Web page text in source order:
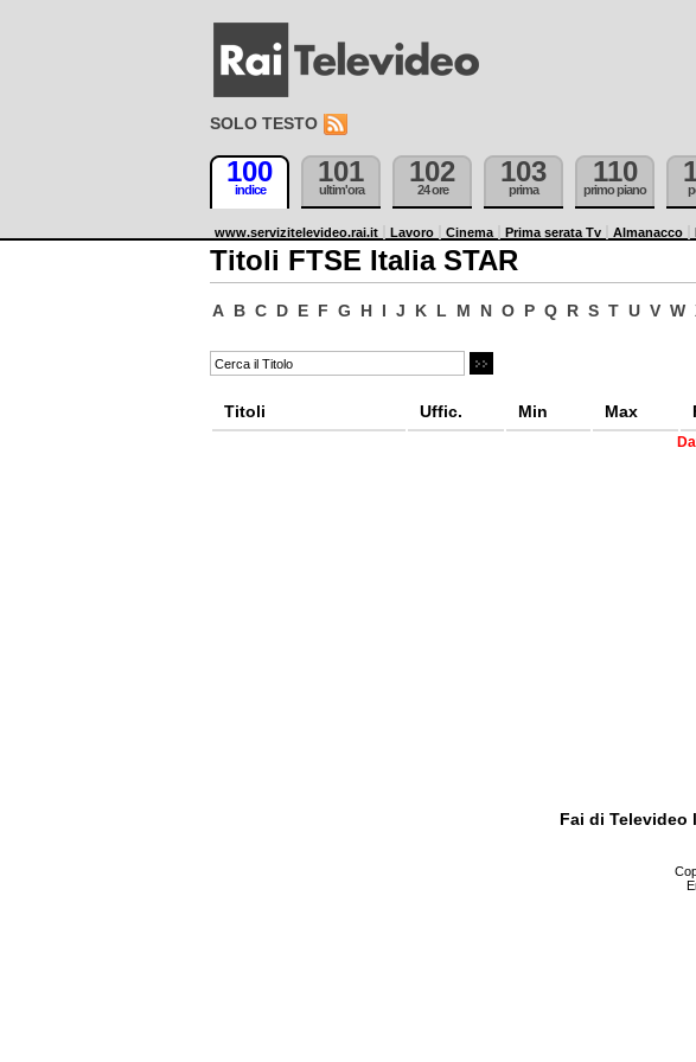
SOLO TESTO
100
indice
101
ultim'ora
102
24 ore
103
prima
110
primo piano
www.servizitelevideo.rai.it Lavoro Cinema Prima serata Tv Almanacco
Titoli FTSE Italia STAR
A B C D E F G H I J K L M N O P Q R S T U V W
Titoli Uffic. Min Max
Fai di Televideo